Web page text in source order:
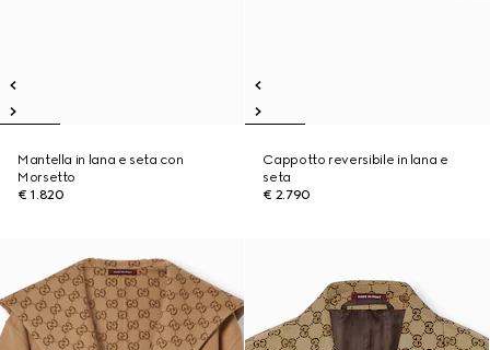
Mantella in lana e seta con
Morsetto
€ 1.820
Cappotto reversibile in lana e
seta
€ 2.790